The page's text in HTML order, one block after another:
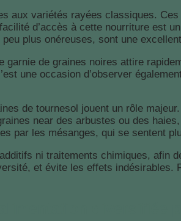
aux variétés rayées classiques.
d’accès à cette nourriture est
plus onéreuses, sont une
garnie de graines noires attire
une occasion d’observer
de tournesol jouent un rôle
near des arbustes ou des
par les mésanges, qui se sentent
ni traitements chimiques, afin
et évite les effets